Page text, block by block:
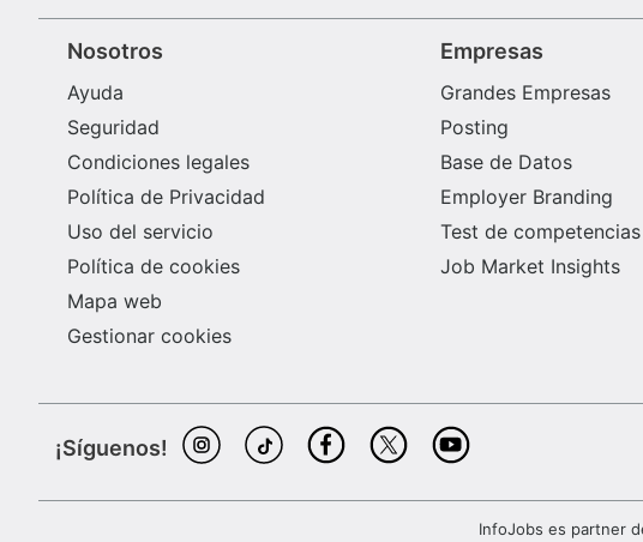
Nosotros
Ayuda
Seguridad
Condiciones legales
Política de Privacidad
Uso del servicio
Política de cookies
Mapa web
Gestionar cookies
Empresas
Grandes Empresas
Posting
Base de Datos
Employer Branding
Test de competencias
Job Market Insights
¡Síguenos!
InfoJobs es partner